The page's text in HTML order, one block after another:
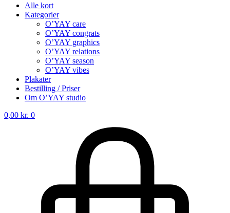
Alle kort
Kategorier
O’YAY care
O’YAY congrats
O’YAY graphics
O’YAY relations
O’YAY season
O’YAY vibes
Plakater
Bestilling / Priser
Om O’YAY studio
0,00 kr. 0